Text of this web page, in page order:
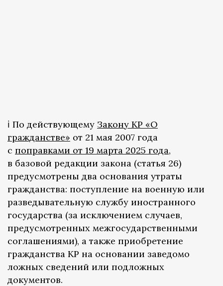
ℹ️ По действующему Закону КР «О
гражданстве» от 21 мая 2007 года
с поправками от 19 марта 2025 года,
в базовой редакции закона (статья 26)
предусмотрены два основания утраты
гражданства: поступление на военную или
разведывательную службу иностранного
государства (за исключением случаев,
предусмотренных межгосударственными
соглашениями), а также приобретение
гражданства КР на основании заведомо
ложных сведений или подложных
документов.